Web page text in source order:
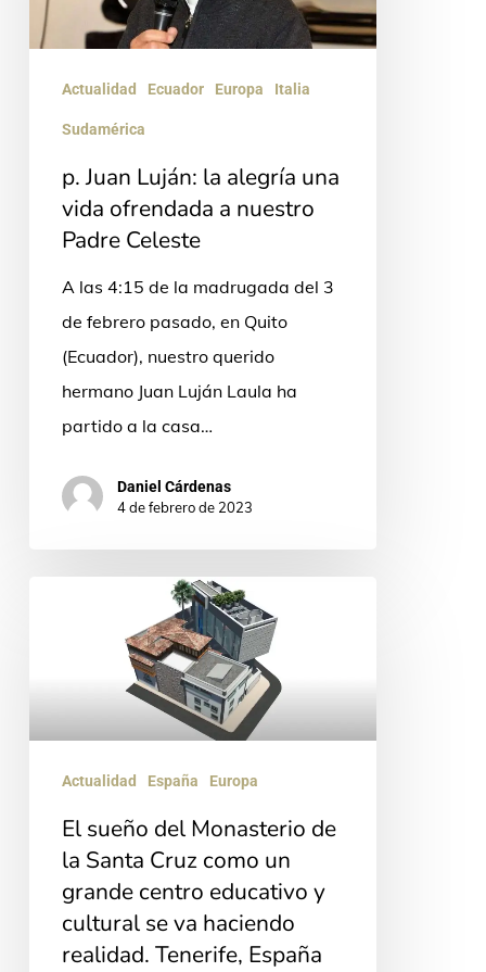
alegría
una
vida
ofrendada
nuestro
Padre
Actualidad Ecuador Europa Italia
Sudamérica
p. Juan Luján: la alegría una
vida ofrendada a nuestro
Padre Celeste
A las 4:15 de la madrugada del 3
de febrero pasado, en Quito
(Ecuador), nuestro querido
hermano Juan Luján Laula ha
partido a la casa…
Daniel Cárdenas
4 de febrero de 2023
Cruz
como
Actualidad España Europa
El sueño del Monasterio de
la Santa Cruz como un
grande centro educativo y
cultural se va haciendo
realidad. Tenerife, España